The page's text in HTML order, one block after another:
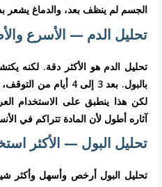
الجسم لم ينظف بعد، والدماغ يشعر
تحليل الدم — الأسرع
تحليل الدم هو الأكثر دقة. لكنه
بالبول. بعد 3 إلى 4
لكن هذا ينطبق على الاستخدام
آثاره أطول لأن المادة تتراكم في
تحليل البول — الأكثر
تحليل البول أرخص وأسهل وأكثر